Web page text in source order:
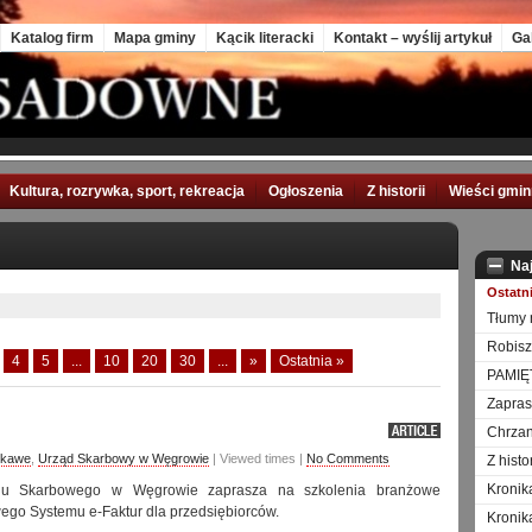
Katalog firm Mapa gminy Kącik literacki Kontakt – wyślij artykuł
Kultura, rozrywka, sport, rekreacja Ogłoszenia Z historii Wieści
4 5 ... 10 20 30 ... » Ostatnia »
Urząd Skarbowy w Węgrowie | Viewed times | No Comments
Skarbowego w Węgrowie zaprasza na szkolenia branżowe
Systemu e-Faktur dla przedsiębiorców.
Z